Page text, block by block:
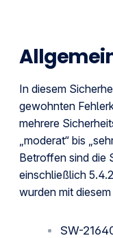
In diesem
gewohnten
mehrere
„moderat“ bis
Betroffen sind die
einschließlich
wurden mit
SW-